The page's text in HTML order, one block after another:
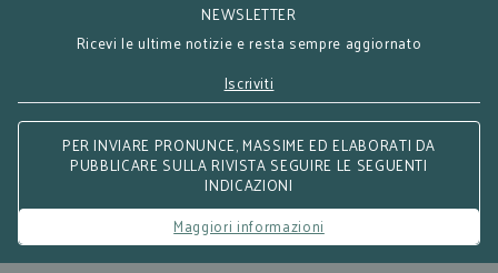
NEWSLETTER
Ricevi le ultime notizie e resta sempre aggiornato
Iscriviti
PER INVIARE PRONUNCE, MASSIME ED ELABORATI DA
PUBBLICARE SULLA RIVISTA SEGUIRE LE SEGUENTI
INDICAZIONI
Maggiori informazioni